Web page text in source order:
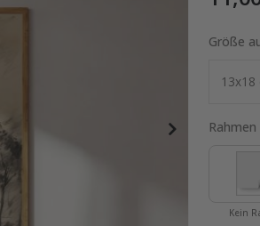
15,00 €
Größe
Kein